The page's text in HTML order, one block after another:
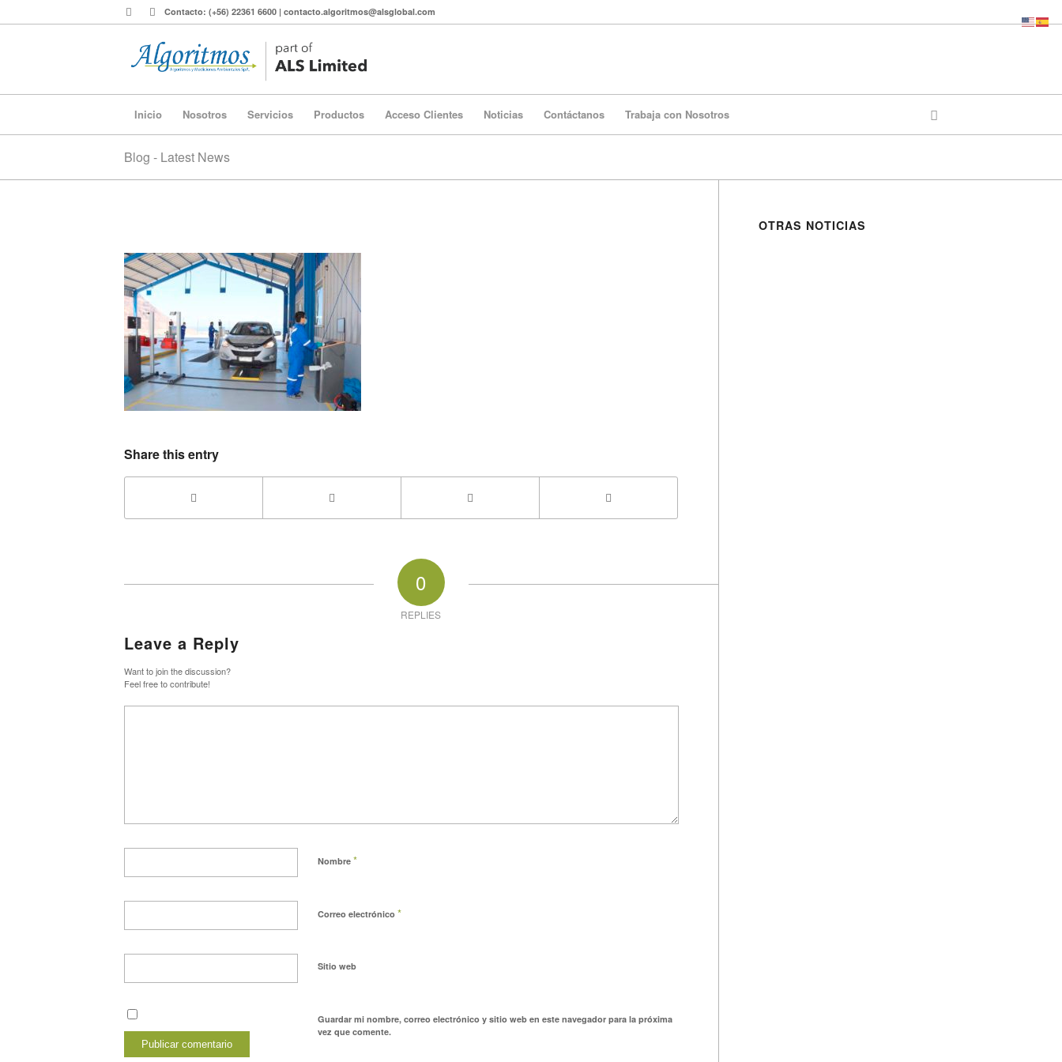
Contacto: (+56) 22361 6600 | contacto.algoritmos@alsglobal.com
Inicio Nosotros Servicios Productos Acceso Clientes Noticias Contáctanos Trabaja con Nosotros
Blog - Latest News
Share this entry
0
REPLIES
Leave a Reply
Want to join the discussion?
Feel free to contribute!
Nombre *
Correo electrónico *
Sitio web
Guardar mi nombre, correo electrónico y sitio web en este navegador para la próxima
vez que comente.
OTRAS NOTICIAS